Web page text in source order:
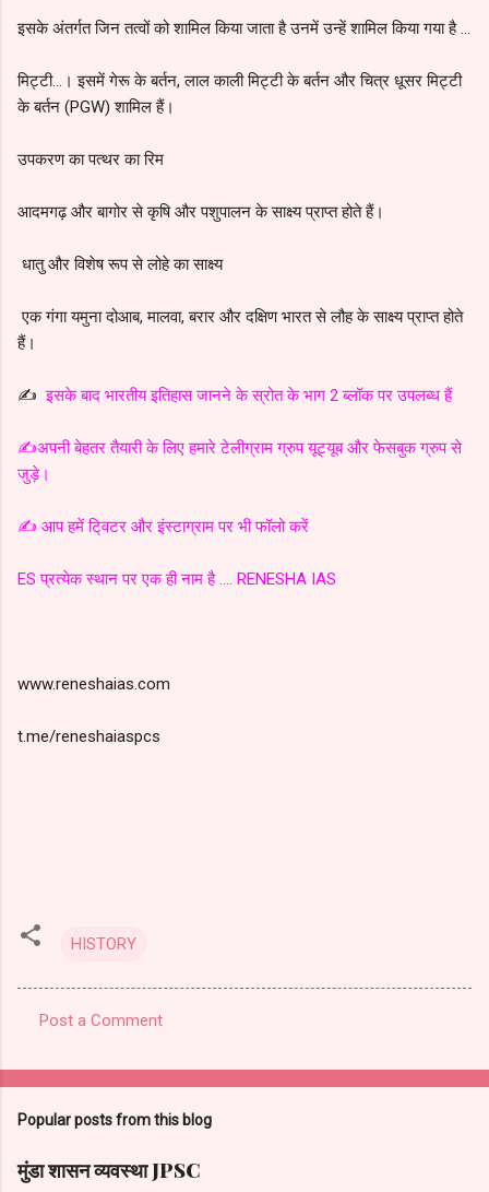
इसके अंतर्गत जिन तत्वों को शामिल किया जाता है उनमें उन्हें शामिल किया गया है ...
मिट्टी…।इसमें गेरू के बर्तन, लाल काली मिट्टी के बर्तन और चित्र धूसर मिट्टी
के बर्तन (PGW) शामिल हैं।
उपकरण का पत्थर का रिम
आदमगढ़ और बागोर से कृषि और पशुपालन के साक्ष्य प्राप्त होते हैं।
धातु और विशेष रूप से लोहे का साक्ष्य
एक गंगा यमुना दोआब, मालवा, बरार और दक्षिण भारत से लौह के साक्ष्य प्राप्त होते
हैं।
✍️इसके बाद भारतीय इतिहास जानने के स्रोत के भाग 2 ब्लॉक पर उपलब्ध हैं
✍️अपनी बेहतर तैयारी के लिए हमारे टेलीग्राम ग्रुप यूट्यूब और फेसबुक ग्रुप से
जुड़े।
✍️ आप हमें टि्वटर और इंस्टाग्राम पर भी फॉलो करें
ES प्रत्येक स्थान पर एक ही नाम है .... RENESHA IAS
www.reneshaias.com
t.me/reneshaiaspcs
HISTORY
o
e
Post a Comment
Popular posts from this blog
मुंडा शासन व्यवस्था JPSC